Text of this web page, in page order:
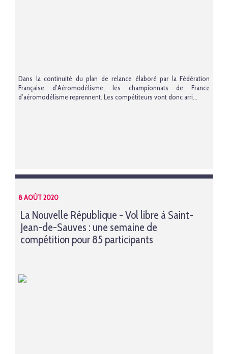
Dans la continuité du plan de relance élaboré par la Fédération
Française d’Aéromodélisme, les championnats de France
d’aéromodélisme reprennent. Les compétiteurs vont donc arri...
8 AOÛT 2020
La Nouvelle République - Vol libre à Saint-
Jean-de-Sauves : une semaine de
compétition pour 85 participants